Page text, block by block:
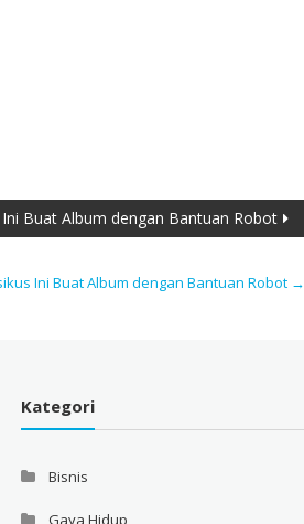
Buat Album dengan Bantuan Robot
Ini Buat Album dengan Bantuan Robot →
Kategori
Bisnis
Gaya Hidup